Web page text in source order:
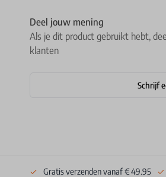
Deel jouw mening
Als je dit product gebruikt hebt,
klanten
Schrijf
Gratis verzenden vanaf € 49.95